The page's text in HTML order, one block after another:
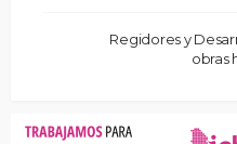
Regidores y
obras